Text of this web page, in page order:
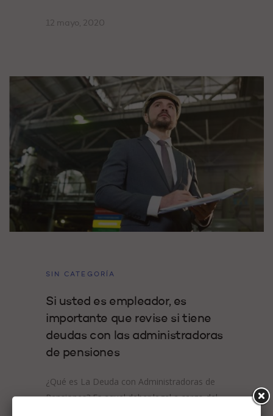
12 mayo, 2020
SIN CATEGORÍA
Si usted es empleador, es
importante que revise si tiene
deudas con las administradoras
de pensiones
¿Qué es La Deuda con Administradoras de
Pensiones? Es aquel deber legal a cargo del